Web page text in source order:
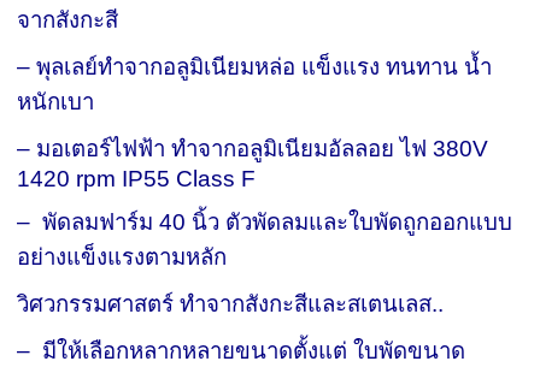
จากสังกะสี
– พุลเลย์ทำจากอลูมิเนียมหล่อ แข็งแรง ทนทาน น้ำ
หนักเบา
– มอเตอร์ไฟฟ้า ทำจากอลูมิเนียมอัลลอย ไฟ 380V
1420 rpm IP55 Class F
– พัดลมฟาร์ม 40 นิ้ว ตัวพัดลมและใบพัดถูกออกแบบ
อย่างแข็งแรงตามหลัก
วิศวกรรมศาสตร์ ทำจากสังกะสีและสเตนเลส..
– มีให้เลือกหลากหลายขนาดตั้งแต่ ใบพัดขนาด